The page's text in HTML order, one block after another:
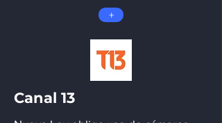
+
Canal 13